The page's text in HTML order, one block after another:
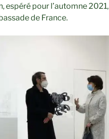
espéré pour l’automne
de France.